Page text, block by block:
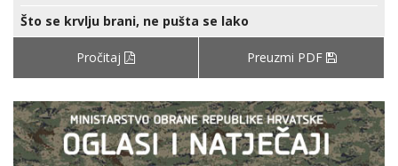
Što se krvlju brani, ne pušta se lako
Pročitaj Preuzmi PDF